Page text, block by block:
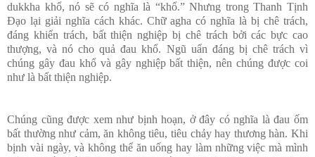
dukkha khổ, nó sẽ có nghĩa là “khổ.” Nhưng trong Thanh Tịnh
Đạo lại giải nghĩa cách khác. Chữ agha có nghĩa là bị chê trách,
đáng khiển trách, bất thiện nghiệp bị chê trách bởi các bực cao
thượng, và nó cho quả đau khổ. Ngũ uẩn đáng bị chê trách vì
chúng gây đau khổ và gây nghiệp bất thiện, nên chúng được coi
như là bất thiện nghiệp.
Chúng cũng được xem như bịnh hoạn, ở đây có nghĩa là đau ốm
bất thường như cảm, ăn không tiêu, tiêu chảy hay thương hàn. Khi
bịnh vài ngày, và không thể ăn uống hay làm những việc mà mình